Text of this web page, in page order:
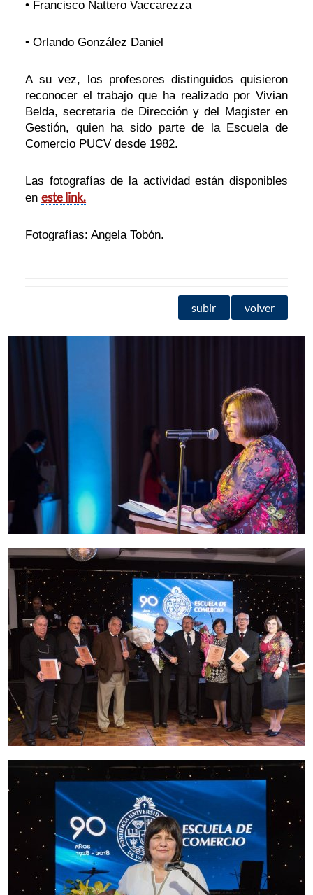
• Francisco Nattero Vaccarezza
• Orlando González Daniel
A su vez, los profesores distinguidos quisieron
reconocer el trabajo que ha realizado por Vivian
Belda, secretaria de Dirección y del Magister en
Gestión, quien ha sido parte de la Escuela de
Comercio PUCV desde 1982.
Las fotografías de la actividad están disponibles
eneste link.
Fotografías: Angela Tobón.
subir volver